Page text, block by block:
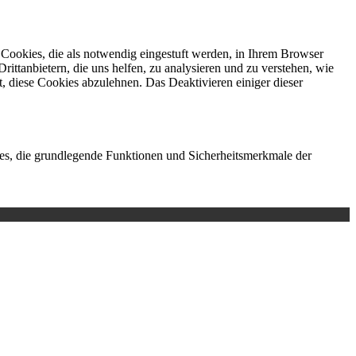
die als notwendig eingestuft werden, in Ihrem Browser
die uns helfen, zu analysieren und zu verstehen, wie
Cookies abzulehnen. Das Deaktivieren einiger dieser
die grundlegende Funktionen und Sicherheitsmerkmale der